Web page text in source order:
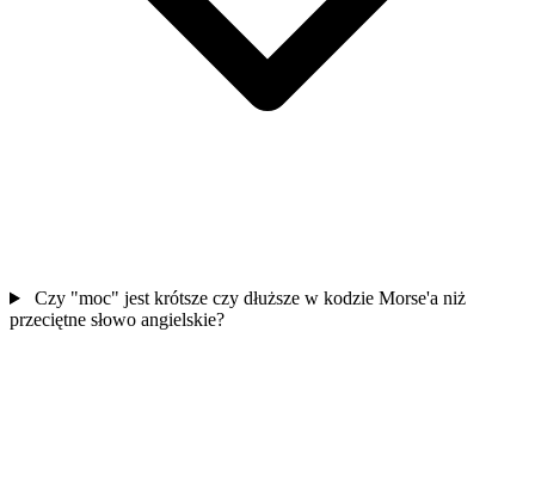
Czy "moc" jest krótsze czy dłuższe w kodzie Morse'a niż
przeciętne słowo angielskie?